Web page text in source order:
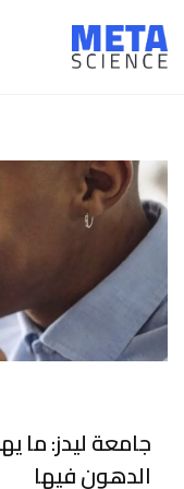
جامعة ليدز: ما
الدهون فيها